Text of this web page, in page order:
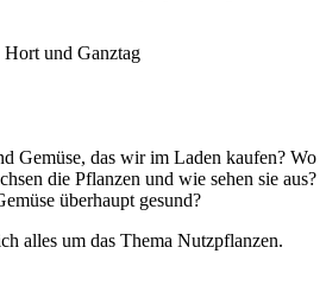
Hort und Ganztag
Gemüse, das wir im Laden kaufen? Wo
die Pflanzen und wie sehen sie aus?
überhaupt gesund?
alles um das Thema Nutzpflanzen.